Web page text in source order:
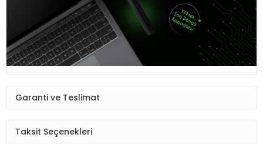
Garanti ve Teslimat
Taksit Seçenekleri